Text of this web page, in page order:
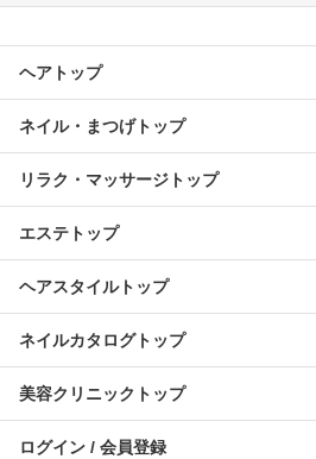
ヘアトップ
ネイル・まつげトップ
リラク・マッサージトップ
エステトップ
ヘアスタイルトップ
ネイルカタログトップ
美容クリニックトップ
ログイン / 会員登録